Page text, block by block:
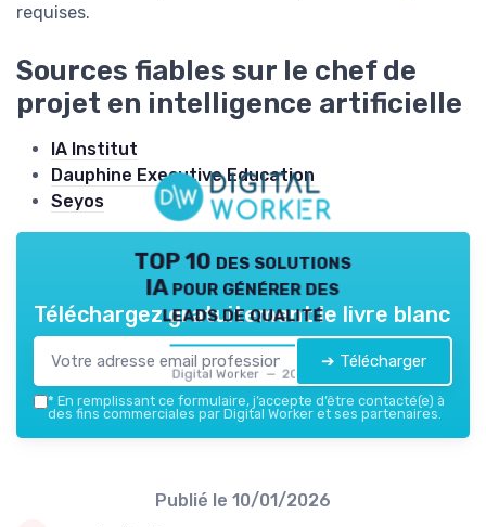
requises.
Sources fiables sur le chef de
projet en intelligence artificielle
IA Institut
Dauphine Executive Education
Seyos
TOP 10 des solutions
IA pour générer des
leads de qualité
Digital Worker — 2026
Téléchargez gratuitement le livre blanc
➔ Télécharger
* En remplissant ce formulaire, j’accepte d’être contacté(e) à
des fins commerciales par Digital Worker et ses partenaires.
Publié le 10/01/2026